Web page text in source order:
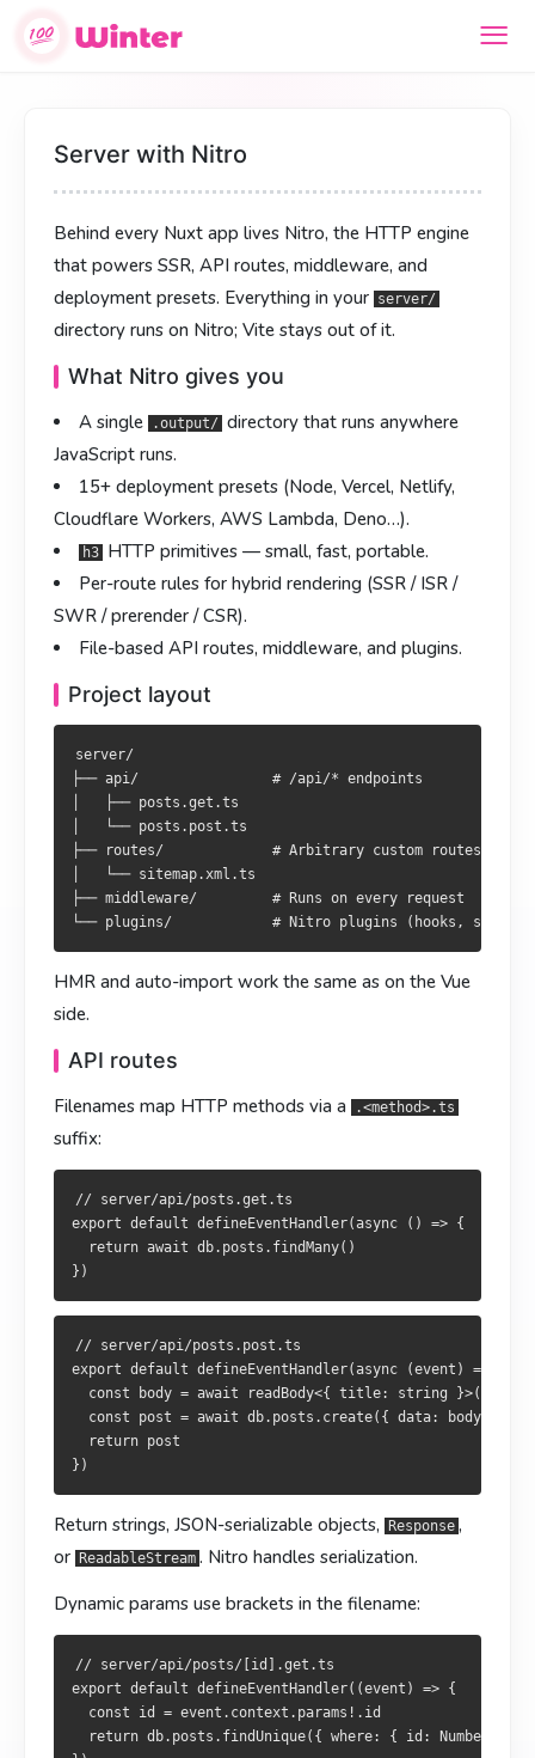
件、部署预设的 HTTP 引擎。 server/ 目录下的一切都跑在
Nitro 上，Vite 不参与。
Nitro 的能力
构建出一个
15+ 部署预设（Node、Vercel、Netlify、Cloudflare
Workers、AWS Lambda、Deno……）。
基于 h3 的 HTTP 原语 —— 小、快、可移植。
通过 routeRules 做混合渲染（SSR / ISR / SWR / 预渲染 /
CSR）。
文件式 API 路由、中间件、插件。
├── api/                # /api/* 接口
│   ├── posts.get.ts
│   └── posts.post.ts
├── routes/             # 自定义路由
│   └── sitemap.xml.ts
├── middleware/         # 每个请求都会跑
HMR 与自动导入机制跟 Vue 层一致。
API 路由
文件名后缀映射 HTTP 方法：
export default defineEventHandler(async () => {
export default defineEventHandler(async (event) => {
  const body = await readBody<{ title: string }>(event)
  const post = await db.posts.create({ data: body })
可以返回字符串、可 JSON 序列化对象、 Response 或
ReadableStream ，Nitro 负责序列化。
动态参数用方括号：
export default defineEventHandler((event) => {
  const id = event.context.params!.id
自定义路由（非 API）
想要根路径的 /sitemap.xml 、 /healthz ？放 server/routes/
層、部署預設的 HTTP 引擎。 server/ 目錄下的一切皆運行於
Nitro，Vite 不參與。
Nitro 的能力
建置產生單一
15+ 部署預設（Node、Vercel、Netlify、Cloudflare
Workers、AWS Lambda、Deno……）。
基於 h3 的 HTTP 原語 —— 小、快、可攜。
透過 routeRules 進行混合渲染（SSR / ISR / SWR / 預渲染
/ CSR）。
檔案式 API 路由、中介層與外掛。
├── api/                # /api/* 端點
│   ├── posts.get.ts
│   └── posts.post.ts
├── routes/             # 自訂路由
│   └── sitemap.xml.ts
├── middleware/         # 每個請求皆執行
HMR 與自動匯入機制與 Vue 層一致。
API 路由
檔名後綴對應 HTTP 方法：
export default defineEventHandler(async () => {
export default defineEventHandler(async (event) => {
  const body = await readBody<{ title: string }>(event)
  const post = await db.posts.create({ data: body })
可回傳字串、可 JSON 序列化物件、 Response 或
ReadableStream ，Nitro 負責序列化。
動態參數用方括號：
export default defineEventHandler((event) => {
  const id = event.context.params!.id
自訂路由（非 API）
需要根路徑 /sitemap.xml 或 /healthz ？置於
server/routes/ ：
Server with Nitro
Behind every Nuxt app lives Nitro, the HTTP engine
that powers SSR, API routes, middleware, and
deployment presets. Everything in your server/
directory runs on Nitro; Vite stays out of it.
What Nitro gives you
A single .output/ directory that runs anywhere
JavaScript runs.
15+ deployment presets (Node, Vercel, Netlify,
Cloudflare Workers, AWS Lambda, Deno…).
h3 HTTP primitives — small, fast, portable.
Per-route rules for hybrid rendering (SSR / ISR /
SWR / prerender / CSR).
File-based API routes, middleware, and plugins.
Project layout
server/
├── api/                # /api/* endpoints
│   ├── posts.get.ts
│   └── posts.post.ts
├── routes/             # Arbitrary custom routes
│   └── sitemap.xml.ts
├── middleware/         # Runs on every request
HMR and auto-import work the same as on the Vue
side.
API routes
Filenames map HTTP methods via a .<method>.ts
suffix:
// server/api/posts.get.ts
export default defineEventHandler(async () => {
  return await db.posts.findMany()
// server/api/posts.post.ts
export default defineEventHandler(async (event) => {
  const body = await readBody<{ title: string }>(event)
  const post = await db.posts.create({ data: body })
  return post
Return strings, JSON-serializable objects, Response ,
or
ReadableStream . Nitro handles serialization.
Dynamic params use brackets in the filename:
// server/api/posts/[id].get.ts
export default defineEventHandler((event) => {
  const id = event.context.params!.id
return db.posts.findUnique({ where: { id: Number(id)